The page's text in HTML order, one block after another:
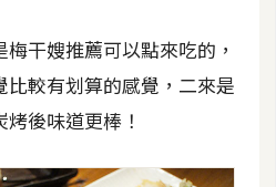
干嫂推薦可以點來吃的，
較有划算的感覺，二來是
後味道更棒！